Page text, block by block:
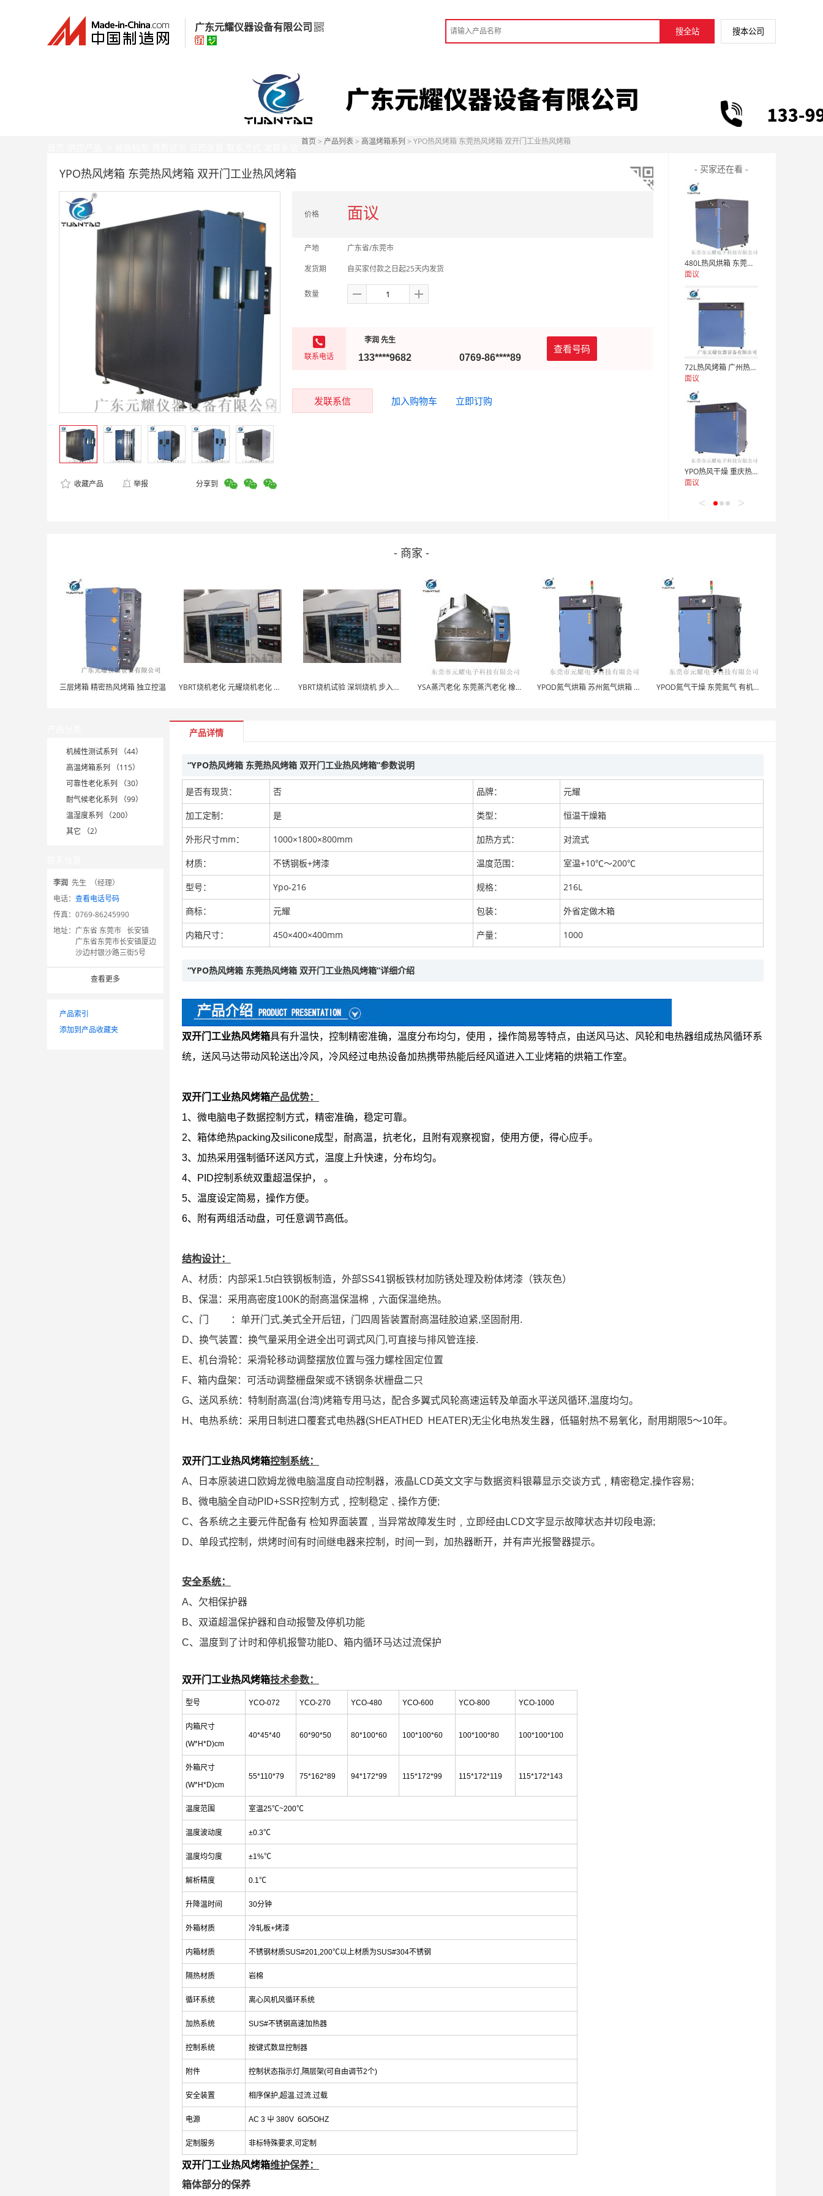
广东元耀仪器设备有限公司
高级版
经营模式：生产制造
手机访问展示厅
首页> 产品列表> 高温烤箱系列 > YPO热风烤箱 东莞热风烤箱 双开门工业热风烤箱
YPO热风烤箱 东莞热风烤箱 双开门工业热风烤箱 - 买家还在看 -
480L热风烘箱 东莞热风烘箱 精密热风循环烘箱
面议
72L热风烤箱 广州热风烤箱 商用热风循环烤箱
面议
YPO热风干燥 重庆热风干燥箱 精密热风循环干燥箱
面议
面议
面议
< >
收藏产品 举报 分享到
价格 面议
产地
广东省/东莞市
发货期
自买家付款之日起25天内发货
数量
联系电话
李润 先生
133****9682
0769-86****89
查看号码
发联系信 加入购物车 立即订购
- 商家 -
三层烤箱 精密热风烤箱 独立控温 YBRT烧机老化 元耀烧机老化 烧机高温老化试验房 YBRT烧机试验 深圳烧机 步入式电池烧机试验室 YSA蒸汽老化 东莞蒸汽老化 橡胶蒸汽老化试验箱 YPOD氮气烘箱 苏州氮气烘箱 半导体专用充氮烘箱 YPOD氮气干燥 东莞氮气 有机玻璃氮气干燥箱
机械性测试系列 （44）
高温烤箱系列 （115）
可靠性老化系列 （30）
耐气候老化系列 （99）
温湿度系列 （200）
其它 （2）
李润 先生 （经理）
电话： 查看电话号码
传真： 0769-86245990
地址： 广东省 东莞市 长安镇
广东省东莞市长安镇厦边
沙边村银沙路三街5号
查看更多
产品索引
添加到产品收藏夹
产品详情
“YPO热风烤箱 东莞热风烤箱 双开门工业热风烤箱”参数说明
是否有现货： 否 品牌： 元耀
加工定制： 是 类型： 恒温干燥箱
外形尺寸mm： 1000×1800×800mm 加热方式： 对流式
材质： 不锈钢板+烤漆 温度范围： 室温+10℃～200℃
型号： Ypo-216 规格： 216L
商标： 元耀 包装： 外省定做木箱
内箱尺寸： 450×400×400mm 产量： 1000
“YPO热风烤箱 东莞热风烤箱 双开门工业热风烤箱”详细介绍
双开门工业热风烤箱具有升温快，控制精密准确， 温度分布均匀，使用 ，操作简易等特点，由送风马达、风轮和电热器组成热风循环系
统，送风马达带动风轮送出冷风，冷风经过电热设备加热携带热能后经风道进入工业烤箱的烘箱工作室。
双开门工业热风烤箱产品优势：
1、微电脑电子数据控制方式，精密准确，稳定可靠。
2、箱体绝热packing及silicone成型，耐高温，抗老化，且附有观察视窗，使用方便，得心应手。
3、加热采用强制循环送风方式，温度上升快速，分布均匀。
4、PID控制系统双重超温保护， 。
5、温度设定简易，操作方便。
6、附有两组活动盘，可任意调节高低。
结构设计：
A、材质：内部采1.5t白铁钢板制造，外部SS41钢板铁材加防锈处理及粉体烤漆（铁灰色）
B、保温：采用高密度100K的耐高温保温棉﹐六面保温绝热。
C、门 ：单开门式,美式全开后钮，门四周皆装置耐高温硅胶迫紧,坚固耐用.
D、换气装置：换气量采用全进全出可调式风门,可直接与排风管连接.
E、机台滑轮：采滑轮移动调整摆放位置与强力螺栓固定位置
F、箱内盘架：可活动调整栅盘架或不锈钢条状栅盘二只
G、送风系统：特制耐高温(台湾)烤箱专用马达，配合多翼式风轮高速运转及单面水平送风循环,温度均匀。
H、电热系统：采用日制进口覆套式电热器(SHEATHED HEATER)无尘化电热发生器，低辐射热不易氧化，耐用期限5～10年。
双开门工业热风烤箱控制系统：
A、日本原装进口欧姆龙微电脑温度自动控制器，液晶LCD英文文字与数据资料银幕显示交谈方式﹐精密稳定,操作容易;
B、微电脑全自动PID+SSR控制方式﹐控制稳定﹑操作方便;
C、各系统之主要元件配备有 检知界面装置﹐当异常故障发生时﹐立即经由LCD文字显示故障状态并切段电源;
D、单段式控制，烘烤时间有时间继电器来控制，时间一到，加热器断开，并有声光报警器提示。
安全系统：
A、欠相保护器
B、双道超温保护器和自动报警及停机功能
C、温度到了计时和停机报警功能D、箱内循环马达过流保护
双开门工业热风烤箱技术参数：
型号 YCO-072 YCO-270 YCO-480 YCO-600 YCO-800 YCO-1000
内箱尺寸
(W*H*D)cm
40*45*40 60*90*50 80*100*60 100*100*60 100*100*80 100*100*100
外箱尺寸
(W*H*D)cm
55*110*79 75*162*89 94*172*99 115*172*99 115*172*119 115*172*143
温度范围 室温25℃~200℃
温度波动度 ±0.3℃
温度均匀度 ±1%℃
解析精度 0.1℃
升降温时间 30分钟
外箱材质 冷轧板+烤漆
内箱材质 不锈钢材质SUS#201,200℃以上材质为SUS#304不锈钢
隔热材质 岩棉
循环系统 离心风机风循环系统
加热系统 SUS#不锈钢高速加热器
控制系统 按键式数显控制器
附件 控制状态指示灯,隔层架(可自由调节2个)
安全装置 相序保护,超温.过流.过载
电源 AC 3 屮 380V 6O/5OHZ
定制服务 非标特殊要求,可定制
双开门工业热风烤箱维护保养：
箱体部分的保养